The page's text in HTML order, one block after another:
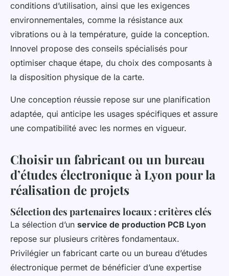
conditions d’utilisation, ainsi que les exigences
environnementales, comme la résistance aux
vibrations ou à la température, guide la conception.
Innovel propose des conseils spécialisés pour
optimiser chaque étape, du choix des composants à
la disposition physique de la carte.
Une conception réussie repose sur une planification
adaptée, qui anticipe les usages spécifiques et assure
une compatibilité avec les normes en vigueur.
Choisir un fabricant ou un bureau
d’études électronique à Lyon pour la
réalisation de projets
Sélection des partenaires locaux : critères clés
La sélection d’un service de production PCB Lyon
repose sur plusieurs critères fondamentaux.
Privilégier un fabricant carte ou un bureau d’études
électronique permet de bénéficier d’une expertise